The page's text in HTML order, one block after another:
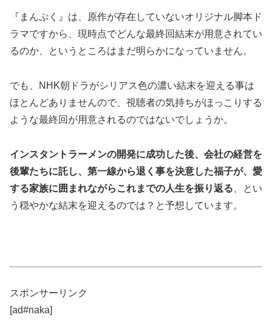
『まんぷく』は、原作が存在していないオリジナル脚本ド
ラマですから、現時点でどんな最終回結末が用意されてい
るのか、というところはまだ明らかになっていません。
でも、NHK朝ドラがシリアス色の濃い結末を迎える事は
ほとんどありませんので、視聴者の気持ちがほっこりする
ような最終回が用意されるのではないでしょうか。
インスタントラーメンの開発に成功した後、会社の経営を
後輩たちに託し、第一線から退く事を決意した福子が、愛
する家族に囲まれながらこれまでの人生を振り返る 、とい
う穏やかな結末を迎えるのでは？と予想しています。
スポンサーリンク
[ad#naka]